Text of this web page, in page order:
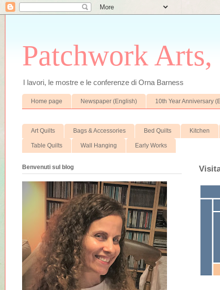
Patchwork
I lavori, le mostre e le conferenze di Orna Barness
Home page Newspaper (English) 10th Year Anniversary
Art Quilts Bags & Accessories Bed Quilts Kitchen
Table Quilts Wall Hanging Early Works
Benvenuti sul blog